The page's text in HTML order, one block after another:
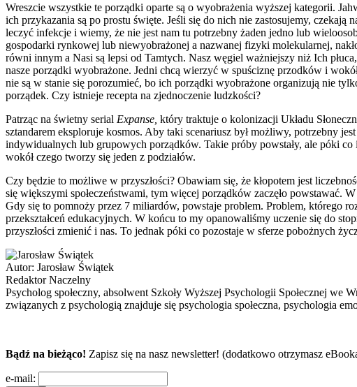
Wreszcie wszystkie te porządki oparte są o wyobrażenia wyższej kategorii.
ich przykazania są po prostu święte. Jeśli się do nich nie zastosujemy,
leczyć infekcje i wiemy, że nie jest nam tu potrzebny żaden jedno lub
gospodarki rynkowej lub niewyobrażonej a nazwanej fizyki molekularnej,
równi innym a Nasi są lepsi od Tamtych. Nasz węgiel ważniejszy niż Ich
nasze porządki wyobrażone. Jedni chcą wierzyć w spuściznę przodków i
nie są w stanie się porozumieć, bo ich porządki wyobrażone organizują nie
porządek. Czy istnieje recepta na zjednoczenie ludzkości?
Patrząc na świetny serial Expanse, który traktuje o kolonizacji Układu
sztandarem eksploruje kosmos. Aby taki scenariusz był możliwy, potrzebny
indywidualnych lub grupowych porządków. Takie próby powstały, ale póki co
wokół czego tworzy się jeden z podziałów.
Czy będzie to możliwe w przyszłości? Obawiam się, że kłopotem jest
się większymi społeczeństwami, tym więcej porządków zaczęło powstawać.
Gdy się to pomnoży przez 7 miliardów, powstaje problem. Problem, którego
przekształceń edukacyjnych. W końcu to my opanowaliśmy uczenie się do
przyszłości zmienić i nas. To jednak póki co pozostaje w sferze pobożnych
Autor: Jarosław Świątek
Redaktor Naczelny
Psycholog społeczny, absolwent Szkoły Wyższej Psychologii Społecznej we
związanych z psychologią znajduje się psychologia społeczna, psychologia
Bądź na bieżąco! Zapisz się na nasz newsletter! (dodatkowo otrzymasz
e-mail: